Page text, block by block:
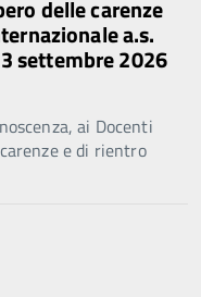
delle carenze
a.s.
settembre 2026
ai Docenti
e di rientro